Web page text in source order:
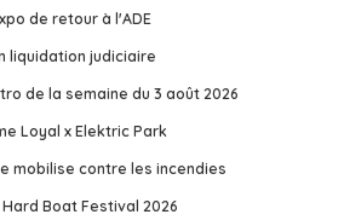
de retour à l'ADE
liquidation judiciaire
de la semaine du 3 août 2026
Loyal x Elektric Park
mobilise contre les incendies
Boat Festival 2026